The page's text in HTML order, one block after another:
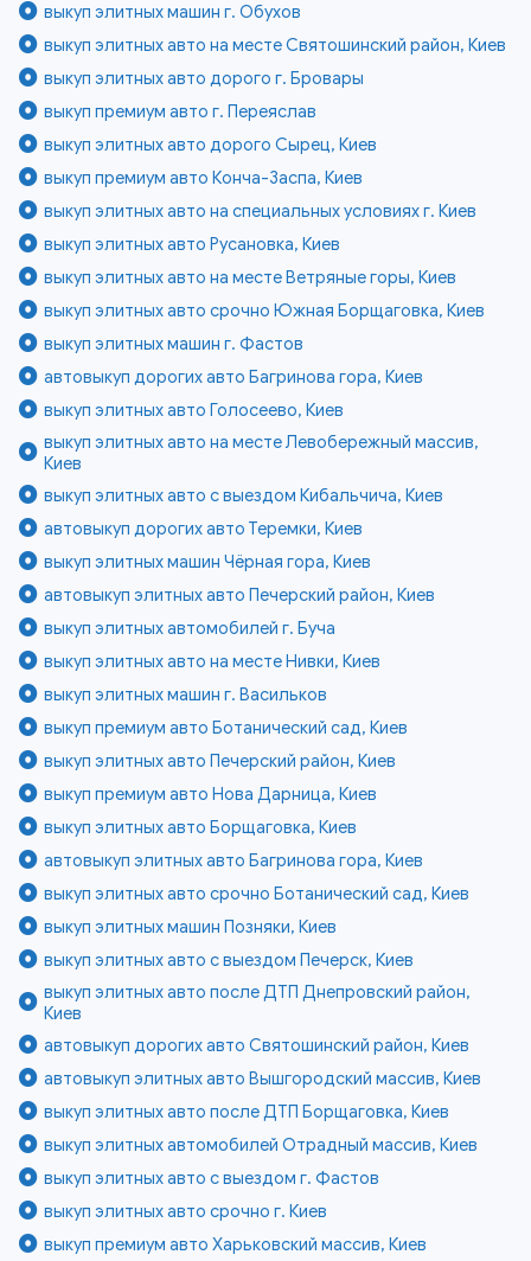
выкуп элитных машин г. Обухов
выкуп элитных авто на месте Святошинский район, Киев
выкуп элитных авто дорого г. Бровары
выкуп премиум авто г. Переяслав
выкуп элитных авто дорого Сырец, Киев
выкуп премиум авто Конча-Заспа, Киев
выкуп элитных авто на специальных условиях г. Киев
выкуп элитных авто Русановка, Киев
выкуп элитных авто на месте Ветряные горы, Киев
выкуп элитных авто срочно Южная Борщаговка, Киев
выкуп элитных машин г. Фастов
автовыкуп дорогих авто Багринова гора, Киев
выкуп элитных авто Голосеево, Киев
выкуп элитных авто на месте Левобережный массив,
Киев
выкуп элитных авто с выездом Кибальчича, Киев
автовыкуп дорогих авто Теремки, Киев
выкуп элитных машин Чёрная гора, Киев
автовыкуп элитных авто Печерский район, Киев
выкуп элитных автомобилей г. Буча
выкуп элитных авто на месте Нивки, Киев
выкуп элитных машин г. Васильков
выкуп премиум авто Ботанический сад, Киев
выкуп элитных авто Печерский район, Киев
выкуп премиум авто Нова Дарница, Киев
выкуп элитных авто Борщаговка, Киев
автовыкуп элитных авто Багринова гора, Киев
выкуп элитных авто срочно Ботанический сад, Киев
выкуп элитных машин Позняки, Киев
выкуп элитных авто с выездом Печерск, Киев
выкуп элитных авто после ДТП Днепровский район,
Киев
автовыкуп дорогих авто Святошинский район, Киев
автовыкуп элитных авто Вышгородский массив, Киев
выкуп элитных авто после ДТП Борщаговка, Киев
выкуп элитных автомобилей Отрадный массив, Киев
выкуп элитных авто с выездом г. Фастов
выкуп элитных авто срочно г. Киев
выкуп премиум авто Харьковский массив, Киев